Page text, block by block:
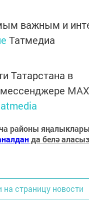
важным и
Татмедиа
Татарстана в
районы
да белә аласыз
на страницу новости